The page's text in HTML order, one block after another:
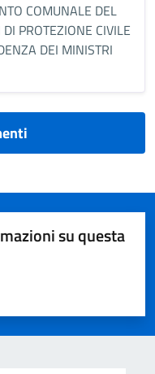
COMUNALE DEL
PROTEZIONE CIVILE
DEI MINISTRI
su questa